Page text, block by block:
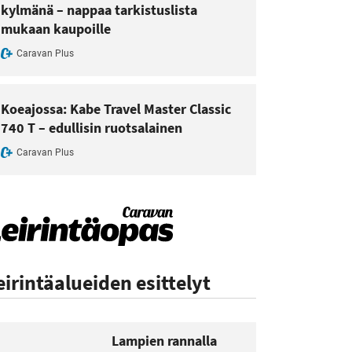
kylmänä – nappaa tarkistuslista
mukaan kaupoille
Caravan Plus
Koeajossa: Kabe Travel Master Classic
740 T – edullisin ruotsalainen
Caravan Plus
esittelyt
Lampien rannalla